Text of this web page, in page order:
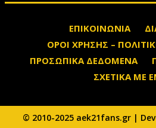
ΕΠΙΚΟΙΝΩΝΙΑ
ΟΡΟΙ ΧΡΗΣΗΣ –
ΠΡΟΣΩΠΙΚΑ ΔΕΔΟΜΕΝΑ
ΣΧΕΤΙΚΑ ΜΕ
© 2010-2025 aek21fans.gr |